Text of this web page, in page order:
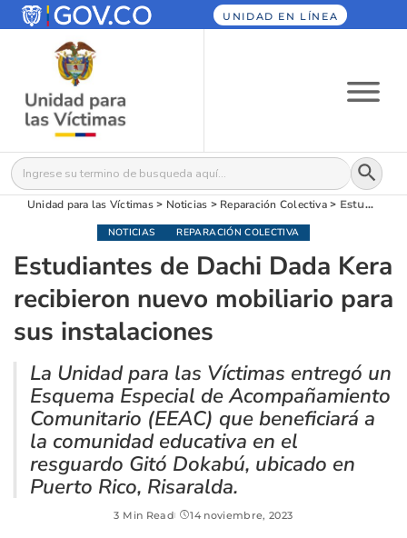
UNIDAD EN LÍNEA
Buscar: Botón
Unidad para las Víctimas> Noticias > Reparación Colectiva> Estudiantes de Dachi Dada Kera recibieron nuevo mobiliario para sus instalaciones
NOTICIAS REPARACIÓN COLECTIVA
Estudiantes de Dachi Dada Kera
recibieron nuevo mobiliario para
sus instalaciones
La Unidad para las Víctimas entregó un
Esquema Especial de Acompañamiento
Comunitario (EEAC) que beneficiará a
la comunidad educativa en el
resguardo Gitó Dokabú, ubicado en
Puerto Rico, Risaralda.
3 Min Read 14 noviembre, 2023